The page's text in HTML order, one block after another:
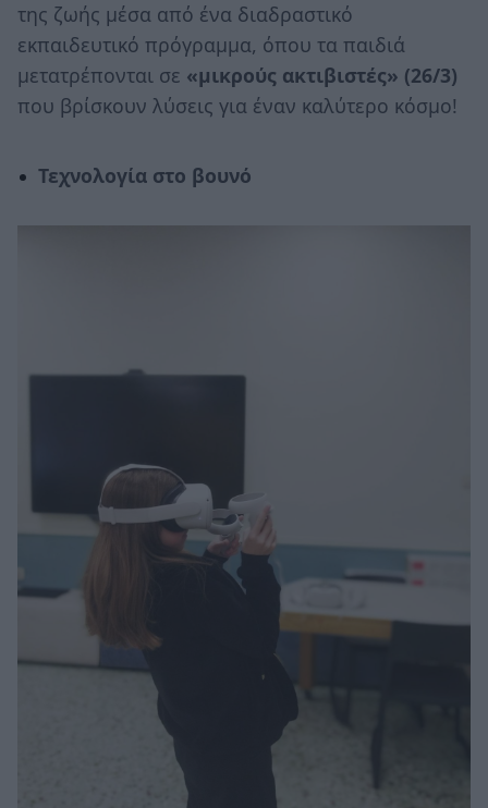
της ζωής μέσα από ένα διαδραστικό
εκπαιδευτικό πρόγραμμα, όπου τα παιδιά
μετατρέπονται σε «μικρούς ακτιβιστές» (26/3)
που βρίσκουν λύσεις για έναν καλύτερο κόσμο!
Τεχνολογία στο βουνό